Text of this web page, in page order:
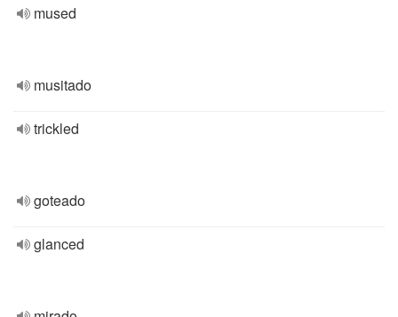
mused
musitado
trickled
goteado
glanced